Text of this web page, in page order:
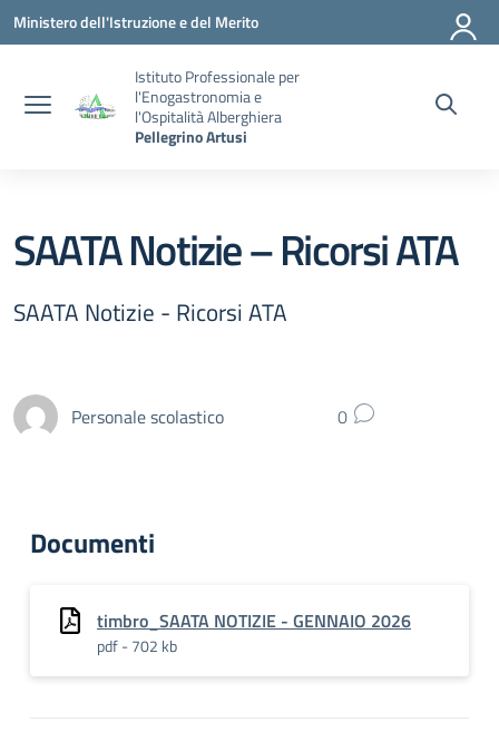
Vai ai contenuti
Vai al menu di navigazione
Vai al footer
Ministero dell'Istruzione e del Merito
Istituto Professionale per
l'Enogastronomia e
l'Ospitalità Alberghiera
Pellegrino Artusi
SAATA Notizie – Ricorsi ATA
SAATA Notizie - Ricorsi ATA
Personale scolastico 0
Documenti
timbro_SAATA NOTIZIE - GENNAIO 2026
pdf - 702 kb